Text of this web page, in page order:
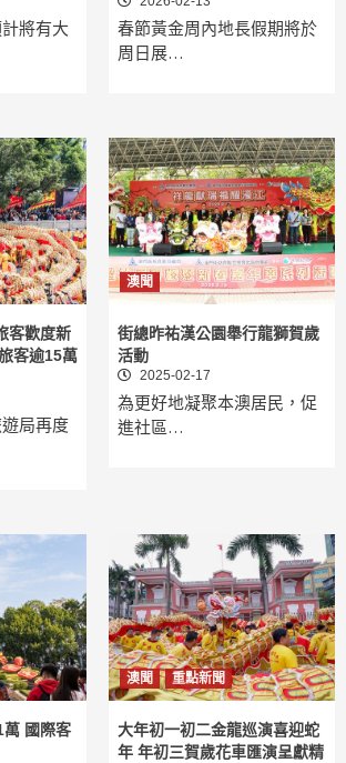
將有大
春節黃金周內地長假期將於
周日展…
客歡度新
客逾15萬
局再度
澳聞
街總昨祐漢公園舉行龍獅賀歲
活動
2025-02-17
為更好地凝聚本澳居民，促
進社區…
萬 國際客
澳聞 重點新聞
大年初一初二金龍巡演喜迎蛇
年 年初三賀歲花車匯演呈獻精